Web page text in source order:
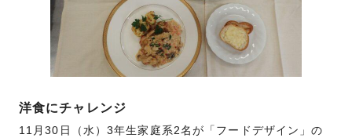
洋食にチャレンジ
11月30日（水）3年生家庭系2名が「フードデザイン」の